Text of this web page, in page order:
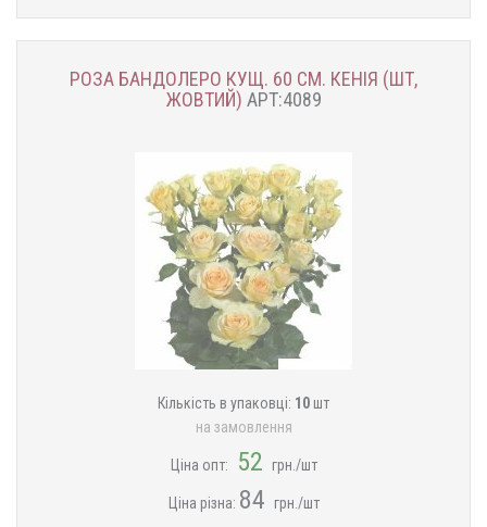
РОЗА БАНДОЛЕРО КУЩ. 60 СМ. КЕНІЯ (ШТ,
ЖОВТИЙ) АРТ:4089
Кількість в упаковці: 10 шт
на замовлення
Ціна опт: 52 грн./шт
Ціна різна: 84 грн./шт